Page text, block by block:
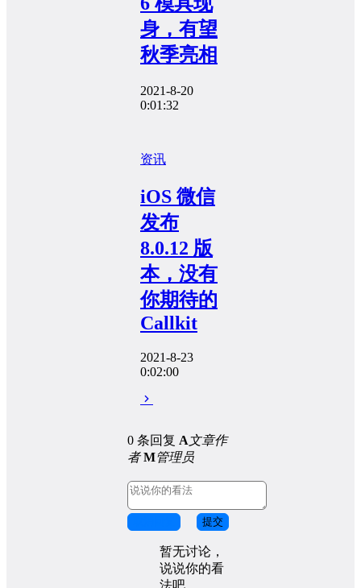
身，有望
秋季亮相
2021-8-20
0:01:32
资讯
iOS 微信
发布
8.0.12 版
本，没有
你期待的
Callkit
2021-8-23
0:02:00
0 条回复 A文章作
者 M管理员
提交
暂无讨论，
说说你的看